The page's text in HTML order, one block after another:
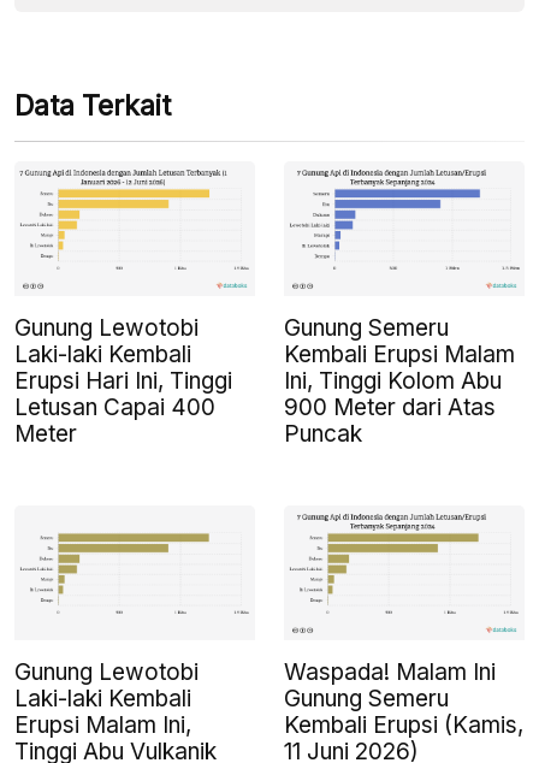
Data Terkait
Gunung Lewotobi
Laki-laki Kembali
Erupsi Hari Ini, Tinggi
Letusan Capai 400
Meter
Gunung Semeru
Kembali Erupsi Malam
Ini, Tinggi Kolom Abu
900 Meter dari Atas
Puncak
Gunung Lewotobi
Laki-laki Kembali
Erupsi Malam Ini,
Tinggi Abu Vulkanik
Waspada! Malam Ini
Gunung Semeru
Kembali Erupsi (Kamis,
11 Juni 2026)